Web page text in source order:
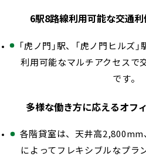
6駅8路線利用可能な交通
「虎ノ門」駅、「虎ノ門ヒルズ
利用可能なマルチアクセスで
です。
多様な働き方に応えるオフ
各階貸室は、天井高2,800mm
によってフレキシブルなプラ